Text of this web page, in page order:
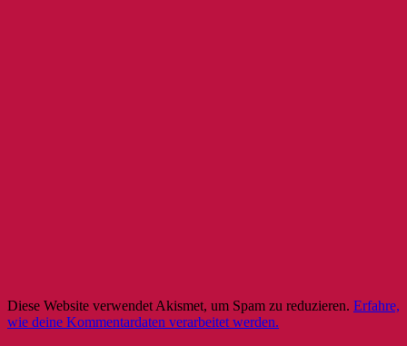
Diese Website verwendet Akismet, um Spam zu reduzieren. Erfahre,
wie deine Kommentardaten verarbeitet werden.